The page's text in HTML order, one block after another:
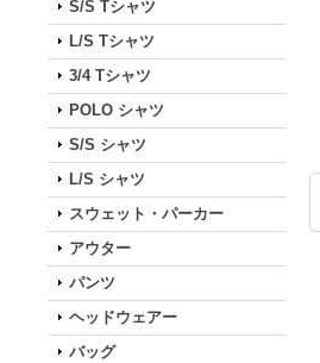
S/S Tシャツ
L/S Tシャツ
3/4 Tシャツ
POLO シャツ
S/S シャツ
L/S シャツ
スウェット・パーカー
アウター
パンツ
ヘッドウェアー
バッグ